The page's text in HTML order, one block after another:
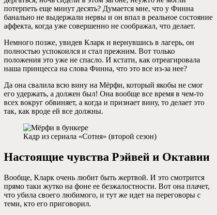
потерпеть еще минут десять? Думается мне, что у Финна
банально не выдержали нервы и он впал в реальное состояние
аффекта, когда уже совершенно не соображал, что делает.
Немного позже, увидев Кларк и вернувшись в лагерь, он
полностью успокоился и стал прежним. Вот только
положения это уже не спасло. И кстати, как отреагировала
наша принцесса на слова Финна, что это все из-за нее?
Да она свалила всю вину на Мёрфи, который якобы не смог
его удержать, а должен был! Она вообще все время в чем-то
всех вокруг обвиняет, а когда и признает вину, то делает это
так, как вроде ей все должны.
Кадр из сериала «Сотня» (второй сезон)
Настоящие чувства Рэйвей и Октавии
Вообще, Кларк очень любит быть жертвой. И это смотрится
прямо таки жутко на фоне ее безжалостности. Вот она плачет,
что убила своего любимого, и тут же идет на переговоры с
теми, кто его приговорил.